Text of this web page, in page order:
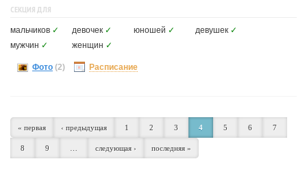
СЕКЦИЯ ДЛЯ
мальчиков ✓ девочек ✓ юношей ✓ девушек ✓
мужчин ✓ женщин ✓
Фото (2) Расписание
« первая ‹ предыдущая 1 2 3 4 5 6 7
8 9 следующая › последняя »